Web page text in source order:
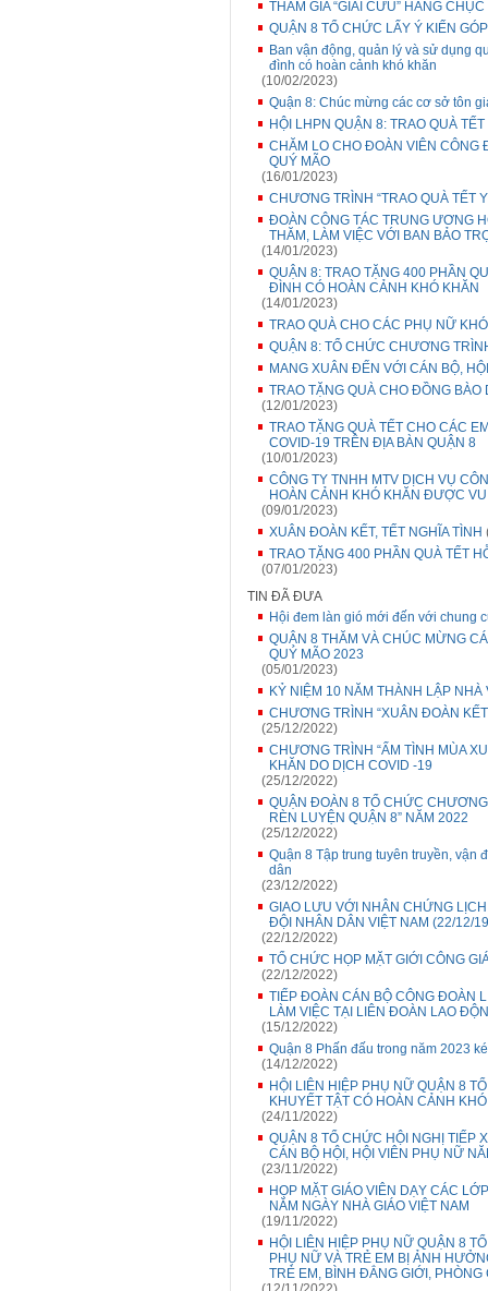
THAM GIA “GIẢI CỨU” HÀNG
QUẬN 8 TỔ CHỨC LẤY Ý KIẾN
Ban vận động, quản lý và sử dụng
đình có hoàn cảnh khó khăn
(10/02/2023)
Quận 8: Chúc mừng các cơ sở tôn
HỘI LHPN QUẬN 8: TRAO QUÀ
CHĂM LO CHO ĐOÀN VIÊN CÔNG
QUÝ MÃO
(16/01/2023)
CHƯƠNG TRÌNH “TRAO QUÀ TẾT
ĐOÀN CÔNG TÁC TRUNG ƯƠNG
THĂM, LÀM VIỆC VỚI BAN BẢO
(14/01/2023)
QUẬN 8: TRAO TẶNG 400 PHẦN
ĐÌNH CÓ HOÀN CẢNH KHÓ KHĂN
(14/01/2023)
TRAO QUÀ CHO CÁC PHỤ NỮ
QUẬN 8: TỔ CHỨC CHƯƠNG
MANG XUÂN ĐẾN VỚI CÁN BỘ,
TRAO TẶNG QUÀ CHO ĐỒNG
(12/01/2023)
TRAO TẶNG QUÀ TẾT CHO CÁC
COVID-19 TRÊN ĐỊA BÀN QUẬN 8
(10/01/2023)
CÔNG TY TNHH MTV DỊCH VỤ
HOÀN CẢNH KHÓ KHĂN ĐƯỢC
(09/01/2023)
XUÂN ĐOÀN KẾT, TẾT NGHĨA TÌNH
TRAO TẶNG 400 PHẦN QUÀ TẾT
(07/01/2023)
TIN ĐÃ ĐƯA
Hội đem làn gió mới đến với chung
QUẬN 8 THĂM VÀ CHÚC MỪNG
QUÝ MÃO 2023
(05/01/2023)
KỶ NIỆM 10 NĂM THÀNH LẬP
CHƯƠNG TRÌNH “XUÂN ĐOÀN
(25/12/2022)
CHƯƠNG TRÌNH “ẤM TÌNH MÙA
KHĂN DO DỊCH COVID -19
(25/12/2022)
QUẬN ĐOÀN 8 TỔ CHỨC
RÈN LUYỆN QUẬN 8” NĂM 2022
(25/12/2022)
Quận 8 Tập trung tuyên truyền, vận
dân
(23/12/2022)
GIAO LƯU VỚI NHÂN CHỨNG
ĐỘI NHÂN DÂN VIỆT NAM (22/12/
(22/12/2022)
TỔ CHỨC HỌP MẶT GIỚI CÔNG
(22/12/2022)
TIẾP ĐOÀN CÁN BỘ CÔNG ĐOÀN
LÀM VIỆC TẠI LIÊN ĐOÀN LAO
(15/12/2022)
Quận 8 Phấn đấu trong năm 2023
(14/12/2022)
HỘI LIÊN HIỆP PHỤ NỮ QUẬN 8
KHUYẾT TẬT CÓ HOÀN CẢNH
(24/11/2022)
QUẬN 8 TỔ CHỨC HỘI NGHỊ TIẾP
CÁN BỘ HỘI, HỘI VIÊN PHỤ NỮ
(23/11/2022)
HỌP MẶT GIÁO VIÊN DẠY CÁC
NĂM NGÀY NHÀ GIÁO VIỆT NAM
(19/11/2022)
HỘI LIÊN HIỆP PHỤ NỮ QUẬN 8
PHỤ NỮ VÀ TRẺ EM BỊ ẢNH
TRẺ EM, BÌNH ĐẲNG GIỚI,